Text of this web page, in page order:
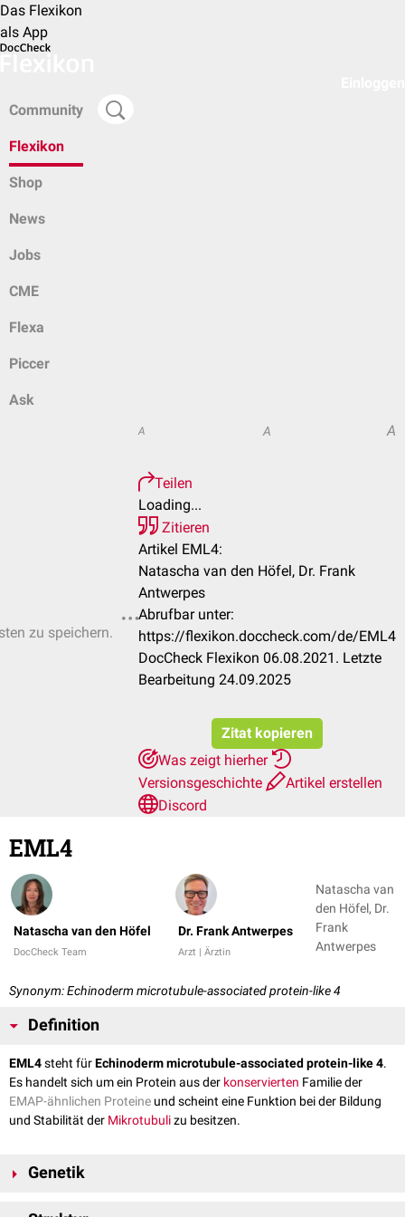
Das Flexikon
als App
Community
Flexikon
Shop
News
Jobs
CME
Flexa
Piccer
Ask
zu speichern.
A A A
Teilen
Loading...
Zitieren
Artikel EML4:
Natascha van den Höfel, Dr. Frank
Antwerpes
Abrufbar unter:
https://flexikon.doccheck.com/de/EML4
DocCheck Flexikon 06.08.2021. Letzte
Bearbeitung 24.09.2025
Zitat kopieren
Was zeigt hierher
Versionsgeschichte
Artikel erstellen
Discord
EML4
Natascha van den Höfel
DocCheck Team
Dr. Frank Antwerpes
Arzt | Ärztin
Natascha van
den Höfel, Dr.
Frank
Antwerpes
Synonym: Echinoderm microtubule-associated protein-like 4
Definition
EML4steht fürEchinoderm microtubule-associated protein-like 4.
Es handelt sich um ein Protein aus der konservierten Familie der
EMAP-ähnlichen Proteine und scheint eine Funktion bei der Bildung
und Stabilität der Mikrotubulizu besitzen.
Genetik